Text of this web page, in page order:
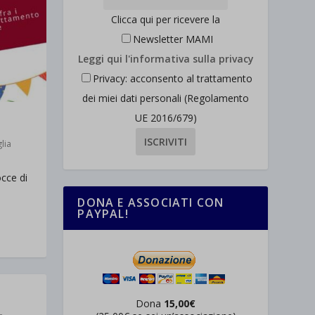
di
Clicca qui per ricevere la
Newsletter MAMI
Leggi qui l'informativa sulla privacy
Privacy: acconsento al trattamento
dei miei dati personali (Regolamento
UE 2016/679)
DONA E ASSOCIATI CON
PAYPAL!
Dona 15,00€